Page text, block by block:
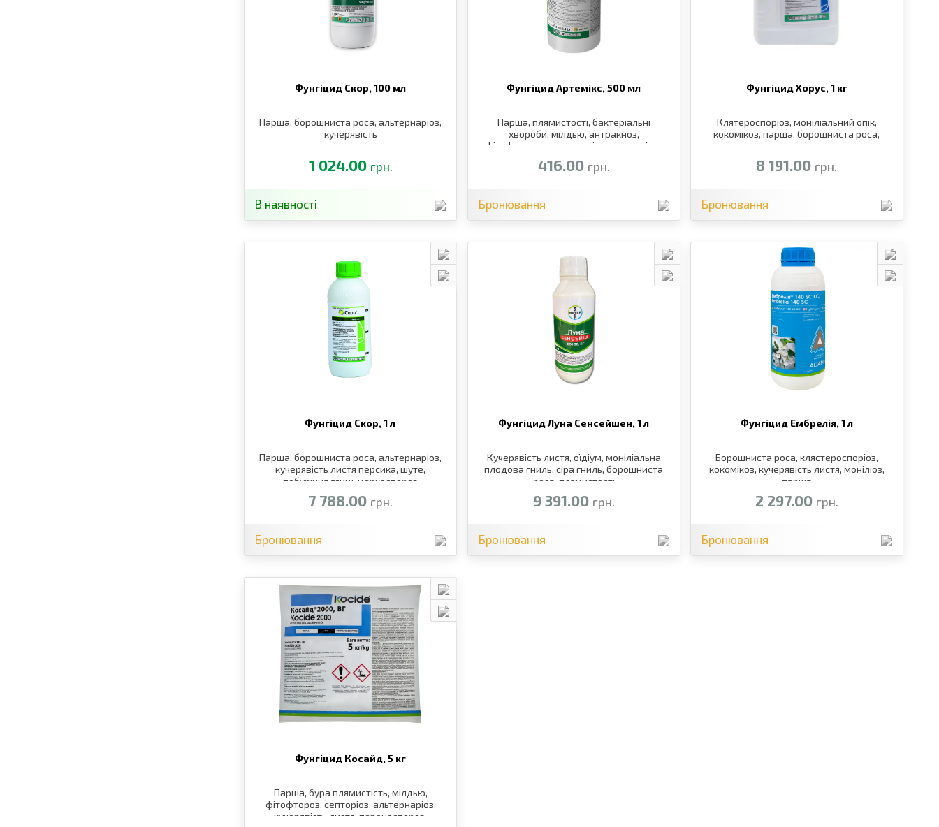
Фунгіцид Скор, 100 мл
Парша, борошниста роса, альтернаріоз,
кучерявість
1 024.00 грн.
В наявності
Фунгіцид Артемікс, 500 мл
Парша, плямистості, бактеріальні
хвороби, мілдью, антракноз,
фітофтороз, альтернаріоз, кучерявість
416.00 грн.
Бронювання
Фунгіцид Хорус, 1 кг
Клятероспоріоз, моніліальний опік,
кокомікоз, парша, борошниста роса,
гнилі.
8 191.00 грн.
Бронювання
Фунгіцид Скор,1 л
Парша, борошниста роса, альтернаріоз,
кучерявість листя персика, шуте,
побуріння глиці, церкоспороз
7 788.00 грн.
Бронювання
Фунгіцид Луна Сенсейшен, 1 л
Кучерявість листя, оїдіум, моніліальна
плодова гниль, сіра гниль, борошниста
роса, плямистості
9 391.00 грн.
Бронювання
Фунгіцид Ембрелія, 1 л
Борошниста роса, клястероспоріоз,
кокомікоз, кучерявість листя, моніліоз,
парша
2 297.00 грн.
Бронювання
Фунгіцид Косайд, 5 кг
Парша, бура плямистість, мілдью,
фітофтороз, септоріоз, альтернаріоз,
кучерявість листя, пероноспороз,